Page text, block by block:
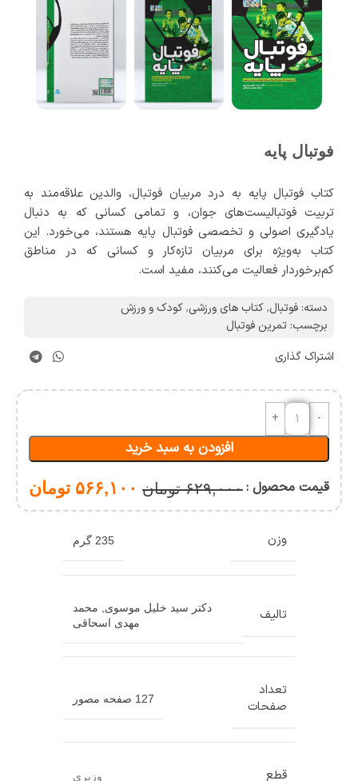
فوتبال پایه
کتاب فوتبال پایه به درد مربیان فوتبال، والدین علاقه‌مند به
تربیت فوتبالیست‌های جوان، و تمامی کسانی که به دنبال
یادگیری اصولی و تخصصی فوتبال پایه هستند، می‌خورد. این
کتاب به‌ویژه برای مربیان تازه‌کار و کسانی که در مناطق
کم‌برخوردار فعالیت می‌کنند، مفید است.
دسته: فوتبال,کتاب های ورزشی,کودک و ورزش
برچسب: تمرین فوتبال
اشتراک گذاری
افزودن به سبد خرید
قیمت محصول :۶۲۹,۰۰۰ تومان ۵۶۶,۱۰۰ تومان
وزن 235 گرم
تالیف دکتر سید خلیل موسوی, محمد
مهدی اسحاقی
تعداد
صفحات
127 صفحه مصور
قطع وزیری